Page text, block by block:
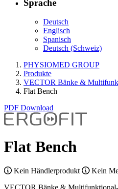
Sprache
Deutsch
Englisch
Spanisch
Deutsch (Schweiz)
PHYSIOMED GROUP
Produkte
VECTOR Bänke &
Flat Bench
PDF Download
Flat Bench
Kein Händlerprodukt
Kein
VECTOR Bänke &